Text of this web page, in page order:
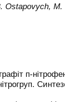
Ostapovych, М.
п-